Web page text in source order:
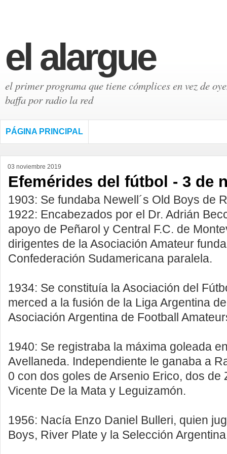
el alargue
el primer programa que tiene cómplices en vez de
baffa por radio la red
PÁGINA PRINCIPAL
03 noviembre 2019
Efemérides del fútbol - 3 de
1903: Se fundaba Newell´s Old Boys de
1922: Encabezados por el Dr. Adrián
apoyo de Peñarol y Central F.C. de
dirigentes de la Asociación Amateur
Confederación Sudamericana paralela.
1934: Se constituía la Asociación del
merced a la fusión de la Liga Argentina
Asociación Argentina de Football
1940: Se registraba la máxima goleada
Avellaneda. Independiente le ganaba a
0 con dos goles de Arsenio Erico, dos de
Vicente De la Mata y Leguizamón.
1956: Nacía Enzo Daniel Bulleri, quien
Boys, River Plate y la Selección